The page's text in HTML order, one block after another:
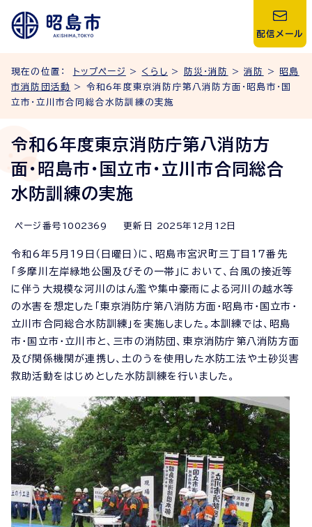
配信メール
現在の位置： トップページ > くらし > 防災・消防 >消防 >
昭島
市消防団活動
> 令和6年度東京消防庁第八消防方面・昭島市・国
立市・立川市合同総合水防訓練の実施
令和6年度東京消防庁第八消防方
面・昭島市・国立市・立川市合同総合
水防訓練の実施
ページ番号 1002369 更新日 2025年 12 月 12 日
令和6年5月19日（日曜日）に、昭島市宮沢町三丁目17番先
「多摩川左岸緑地公園及びその一帯」において、台風の接近等
に伴う大規模な河川のはん濫や集中豪雨による河川の越水等
の水害を想定した「東京消防庁第八消防方面・昭島市・国立市・
立川市合同総合水防訓練」を実施しました。本訓練では、昭島
市・国立市・立川市と、三市の消防団、東京消防庁第八消防方面
及び関係機関が連携し、土のうを使用した水防工法や土砂災害
救助活動をはじめとした水防訓練を行いました。